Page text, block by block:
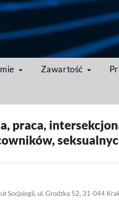
Zawartość
praca,
Socjologii, ul. Grodzka 52, 31-044